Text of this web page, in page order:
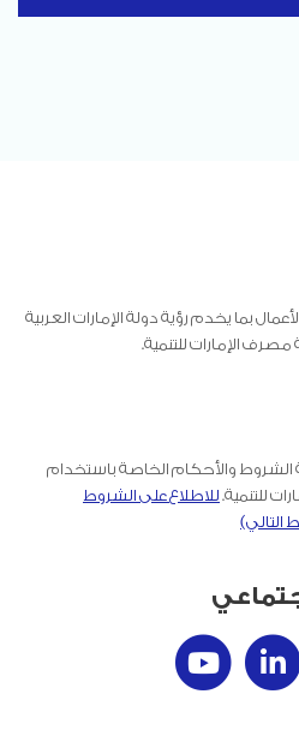
بما يخدم رؤية دولة الإمارات العربية
الإمارات للتنمية.
والأحكام الخاصة باستخدام
للتنمية. للاطلاع على الشروط
التالي)